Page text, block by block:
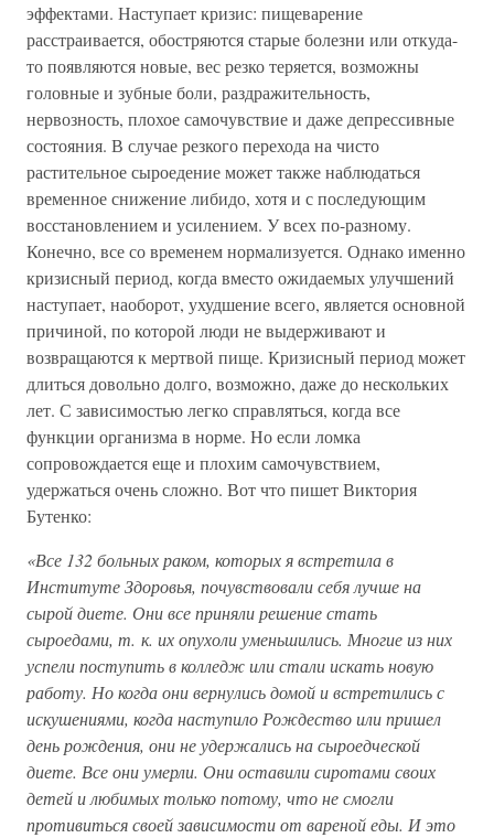
эффектами. Наступает кризис: пищеварение
расстраивается, обостряются старые болезни или откуда-
то появляются новые, вес резко теряется, возможны
головные и зубные боли, раздражительность,
нервозность, плохое самочувствие и даже депрессивные
состояния. В случае резкого перехода на чисто
растительное сыроедение может также наблюдаться
временное снижение либидо, хотя и с последующим
восстановлением и усилением. У всех по-разному.
Конечно, все со временем нормализуется. Однако именно
кризисный период, когда вместо ожидаемых улучшений
наступает, наоборот, ухудшение всего, является основной
причиной, по которой люди не выдерживают и
возвращаются к мертвой пище. Кризисный период может
длиться довольно долго, возможно, даже до нескольких
лет. С зависимостью легко справляться, когда все
функции организма в норме. Но если ломка
сопровождается еще и плохим самочувствием,
удержаться очень сложно. Вот что пишет Виктория
Бутенко:
«Все 132 больных раком, которых я встретила в
Институте Здоровья, почувствовали себя лучше на
сырой диете. Они все приняли решение стать
сыроедами, т. к. их опухоли уменьшились. Многие из них
успели поступить в колледж или стали искать новую
работу. Но когда они вернулись домой и встретились с
искушениями, когда наступило Рождество или пришел
день рождения, они не удержались на сыроедческой
диете. Все они умерли. Они оставили сиротами своих
детей и любимых только потому, что не смогли
противиться своей зависимости от вареной еды. И это